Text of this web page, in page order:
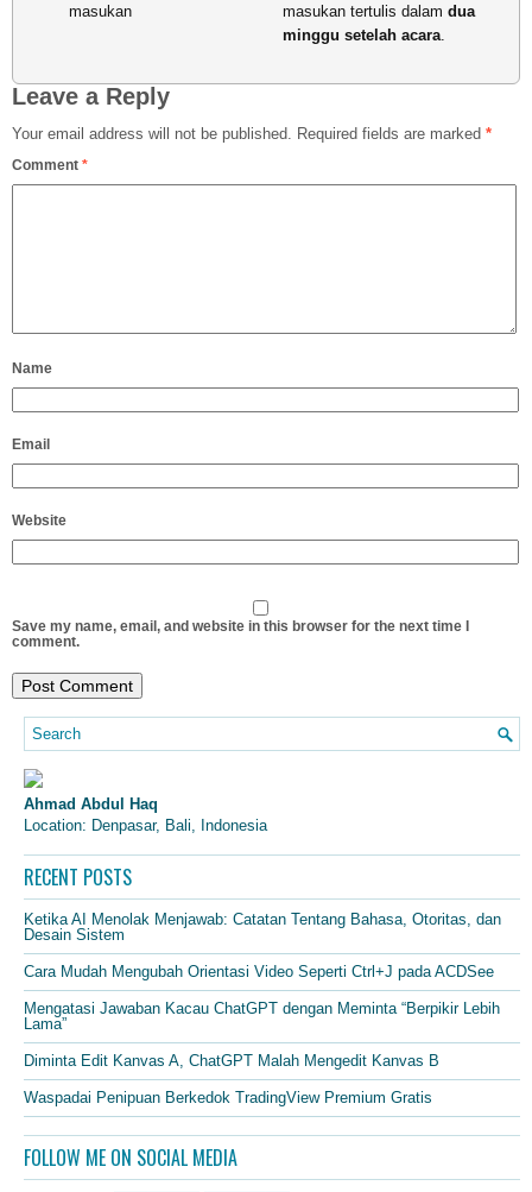
masukan
masukan tertulis dalam dua
minggu setelah acara.
Leave a Reply
Your email address will not be published. Required fields are marked *
Comment *
Name
Email
Website
Save my name, email, and website in this browser for the next time I
comment.
Ahmad Abdul Haq
Location: Denpasar, Bali, Indonesia
RECENT POSTS
Ketika AI Menolak Menjawab: Catatan Tentang Bahasa, Otoritas, dan
Desain Sistem
Cara Mudah Mengubah Orientasi Video Seperti Ctrl+J pada ACDSee
Mengatasi Jawaban Kacau ChatGPT dengan Meminta “Berpikir Lebih
Lama”
Diminta Edit Kanvas A, ChatGPT Malah Mengedit Kanvas B
Waspadai Penipuan Berkedok TradingView Premium Gratis
FOLLOW ME ON SOCIAL MEDIA